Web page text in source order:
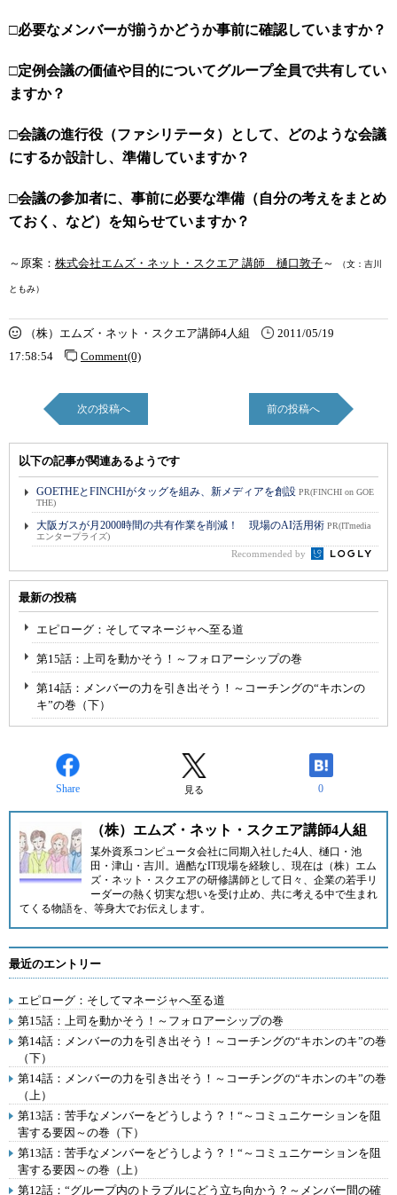
□必要なメンバーが揃うかどうか事前に確認していますか？
□定例会議の価値や目的についてグループ全員で共有してい
ますか？
□会議の進行役（ファシリテータ）として、どのような会議
にするか設計し、準備していますか？
□会議の参加者に、事前に必要な準備（自分の考えをまとめ
ておく、など）を知らせていますか？
～原案： 株式会社エムズ・ネット・スクエア 講師 樋口敦子～ （文：吉川
ともみ）
（株）エムズ・ネット・スクエア講師4人組
2011/05/19
17:58:54
Comment(0)
次の投稿へ 前の投稿へ
以下の記事が関連あるようです
GOETHEとFINCHIがタッグを組み、新メディアを創設 PR(FINCHI on GOE
THE)
大阪ガスが月2000時間の共有作業を削減！ 現場のAI活用術 PR(ITmedia
エンタープライズ)
Recommended by
最新の投稿
エピローグ：そしてマネージャへ至る道
第15話：上司を動かそう！～フォロアーシップの巻
第14話：メンバーの力を引き出そう！～コーチングの“キホンの
キ”の巻（下）
Share 見る 0
（株）エムズ・ネット・スクエア講師4人組
某外資系コンピュータ会社に同期入社した4人、樋口・池
田・津山・吉川。過酷なIT現場を経験し、現在は （株）エム
ズ・ネット・スクエアの研修講師として日々、企業の若手リ
ーダーの熱く切実な想いを受け止め、共に考える中で生まれ
てくる物語を、等身大でお伝えします。
最近のエントリー
エピローグ：そしてマネージャへ至る道
第15話：上司を動かそう！～フォロアーシップの巻
第14話：メンバーの力を引き出そう！～コーチングの“キホンのキ”の巻
（下）
第14話：メンバーの力を引き出そう！～コーチングの“キホンのキ”の巻
（上）
第13話：苦手なメンバーをどうしよう？！“～コミュニケーションを阻
害する要因～の巻（下）
第13話：苦手なメンバーをどうしよう？！“～コミュニケーションを阻
害する要因～の巻（上）
第12話：“グループ内のトラブルにどう立ち向かう？～メンバー間の確